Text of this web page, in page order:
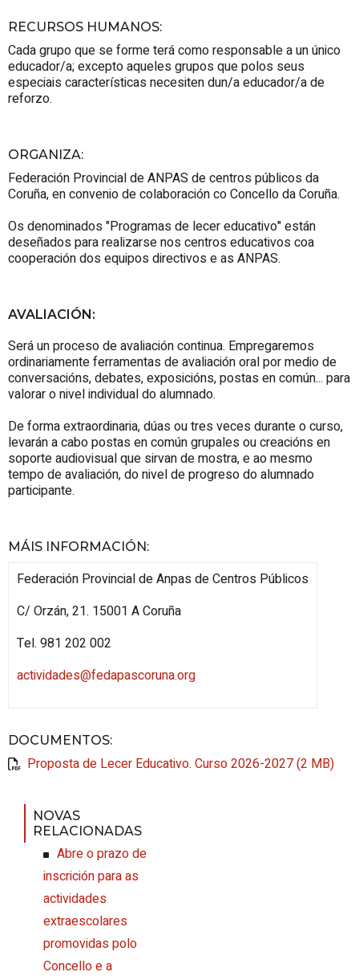
RECURSOS HUMANOS:
Cada grupo que se forme terá como responsable a un único
educador/a; excepto aqueles grupos que polos seus
especiais características necesiten dun/a educador/a de
reforzo.
ORGANIZA:
Federación Provincial de ANPAS de centros públicos da
Coruña, en convenio de colaboración co Concello da Coruña.
Os denominados "Programas de lecer educativo" están
deseñados para realizarse nos centros educativos coa
cooperación dos equipos directivos e as ANPAS.
AVALIACIÓN:
Será un proceso de avaliación continua. Empregaremos
ordinariamente ferramentas de avaliación oral por medio de
conversacións, debates, exposicións, postas en común... para
valorar o nivel individual do alumnado.
De forma extraordinaria, dúas ou tres veces durante o curso,
levarán a cabo postas en común grupales ou creacións en
soporte audiovisual que sirvan de mostra, e ao mesmo
tempo de avaliación, do nivel de progreso do alumnado
participante.
MÁIS INFORMACIÓN:
Federación Provincial de Anpas de Centros Públicos
C/ Orzán, 21. 15001 A Coruña
Tel. 981 202 002
actividades@fedapascoruna.org
DOCUMENTOS:
Proposta de Lecer Educativo. Curso 2026-2027 (2 MB)
NOVAS
RELACIONADAS
Abre o prazo de
inscrición para as
actividades
extraescolares
promovidas polo
Concello e a